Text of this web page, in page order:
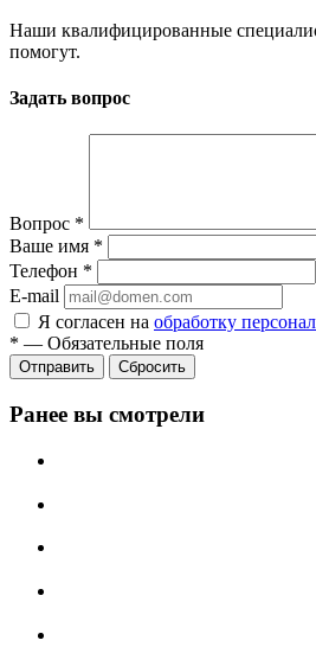
Наши квалифицированные
помогут.
Задать вопрос
Вопрос *
Ваше имя *
Телефон *
E-mail
Я согласен на обработку
* — Обязательные поля
Сбросить
Ранее вы смотрели